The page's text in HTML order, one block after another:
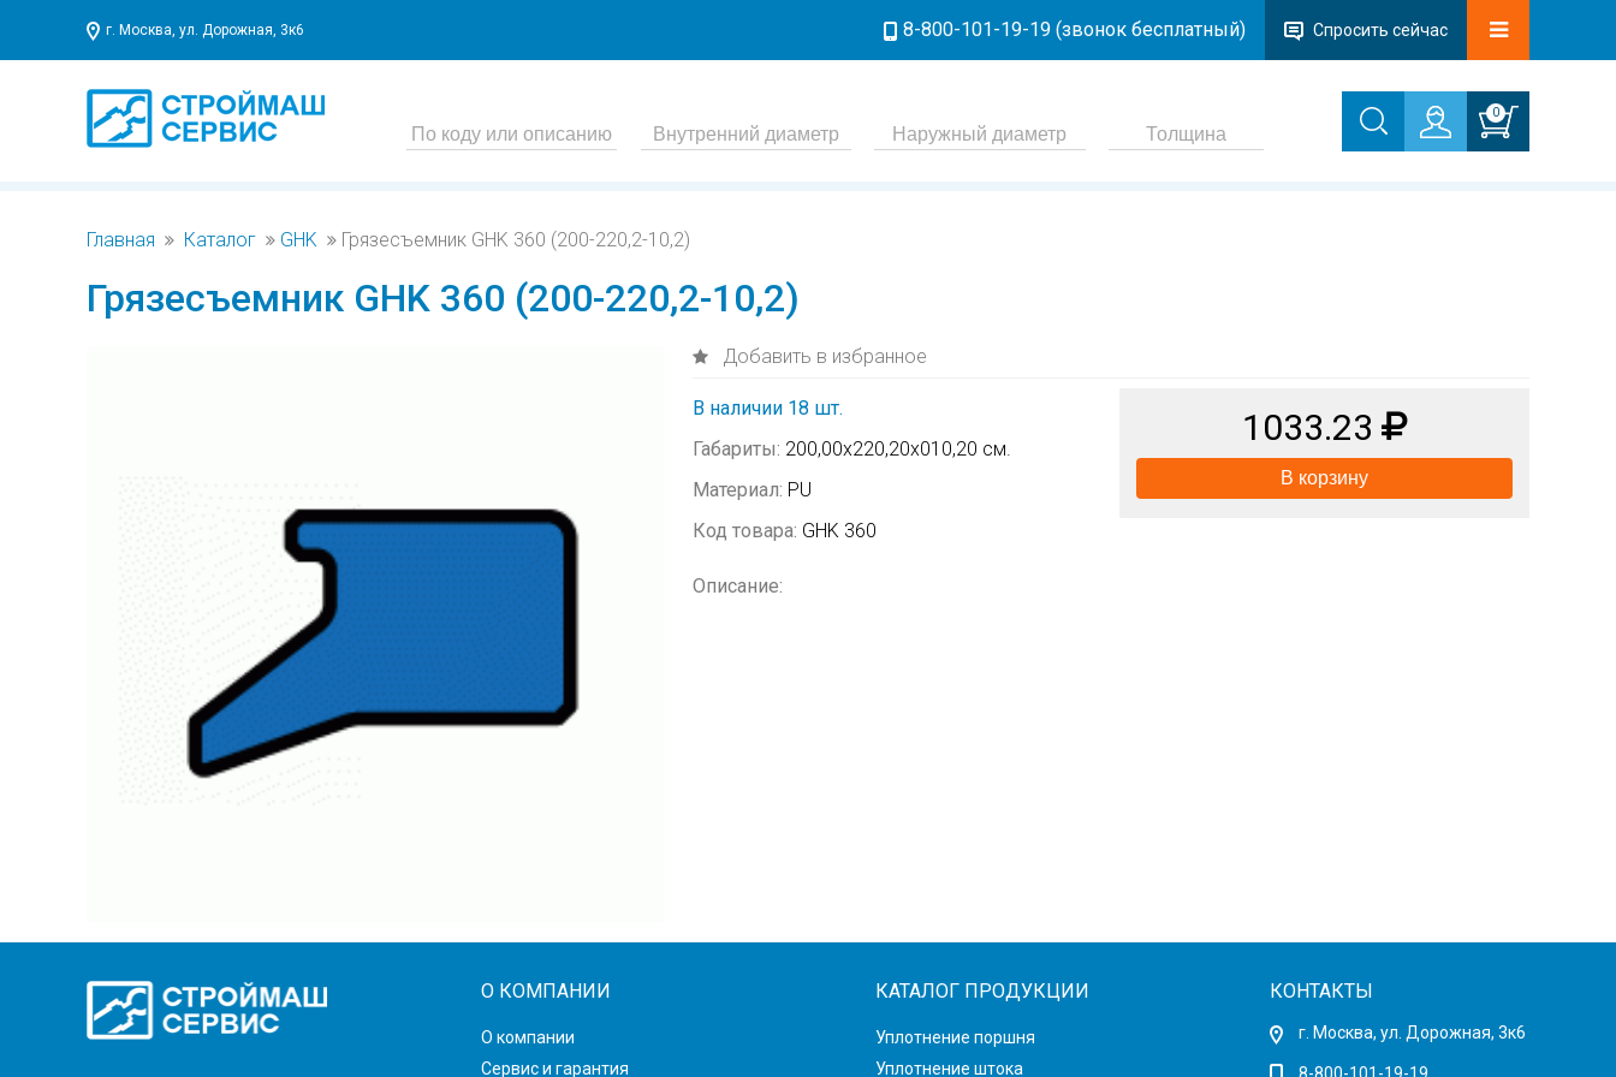
г. Москва, ул. Дорожная, 3к6 8-800-101-19-19 (звонок бесплатный) Спросить сейчас
0
Главная Каталог GHK Грязесъемник GHK 360 (200-220,2-10,2)
Грязесъемник GHK 360 (200-220,2-10,2)
Добавить в избранное
В наличии 18 шт.
Габариты: 200,00х220,20х010,20 см.
Материал: PU
Код товара: GHK 360
1033.23
В корзину
Описание:
О КОМПАНИИ
О компании
Сервис и гарантия
КАТАЛОГ ПРОДУКЦИИ
Уплотнение поршня
Уплотнение штока
КОНТАКТЫ
г. Москва, ул. Дорожная, 3к6